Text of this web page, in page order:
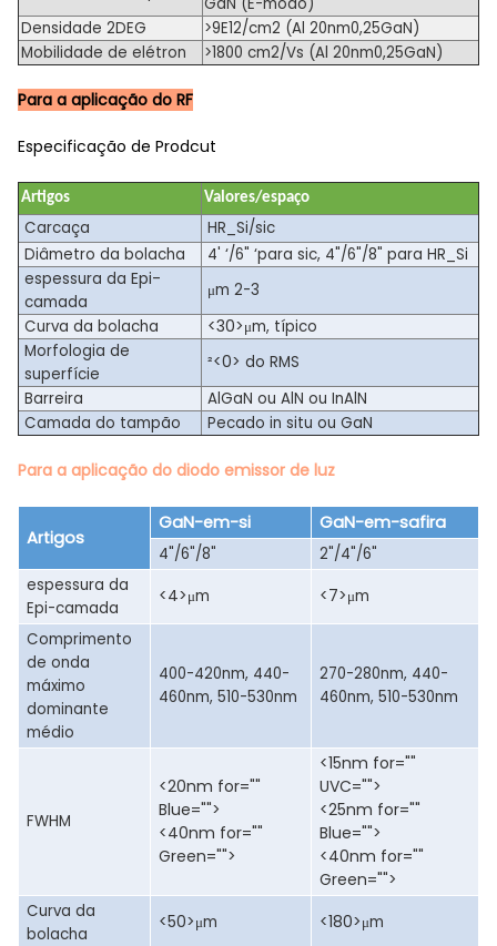
Densidade 2DEG
>9E12/cm2 (Al 20nm0,25GaN)
Mobilidade de elétron
>1800 cm2/Vs (Al 20nm0,25GaN)
Para a aplicação do RF
Especificação de Prodcut
Artigos Valores/espaço
Carcaça
HR_Si/sic
Diâmetro da bolacha
4' ‘/6" ‘para sic, 4"/6"/8" para HR_Si
espessura da Epi-
camada
μm 2-3
Curva da bolacha
<30>μm, típico
Morfologia de
superfície
²<0>do RMS
Barreira
AlGaN ou AlN ou InAlN
Camada do tampão
Pecado in situ ou GaN
Para a aplicação do diodo emissor de luz
Artigos
GaN-em-si GaN-em-safira
4"/6"/8"
2"/4"/6"
espessura da
Epi-camada
<4>μm <7>μm
Comprimento
de onda
máximo
dominante
médio
400-420nm, 440-
460nm, 510-530nm
270-280nm, 440-
460nm, 510-530nm
FWHM
<20nm for=""
Blue="">
<40nm for=""
Green="">
<15nm for=""
UVC="">
<25nm for=""
Blue="">
<40nm for=""
Green="">
Curva da
bolacha
<50>μm <180>μm